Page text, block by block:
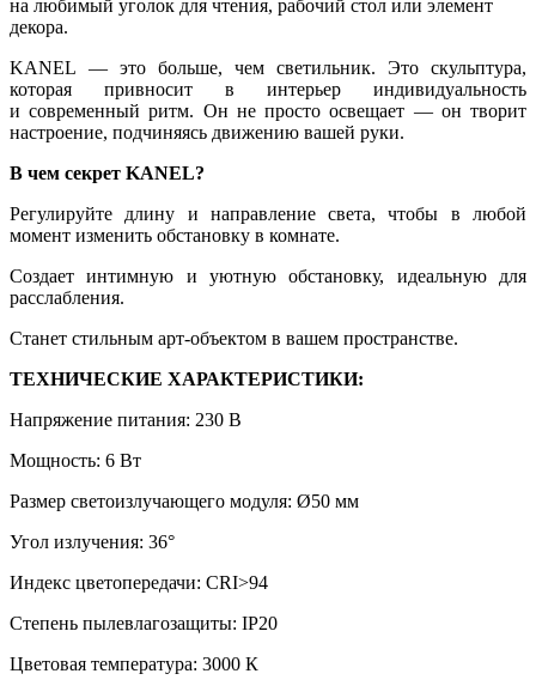
на любимый уголок для чтения, рабочий стол или элемент
декора.
KANEL — это больше, чем светильник. Это скульптура,
которая привносит в интерьер индивидуальность
и современный ритм. Он не просто освещает — он творит
настроение, подчиняясь движению вашей руки.
В чем секрет KANEL?
Регулируйте длину и направление света, чтобы в любой
момент изменить обстановку в комнате.
Создает интимную и уютную обстановку, идеальную для
расслабления.
Станет стильным арт-объектом в вашем пространстве.
ТЕХНИЧЕСКИЕ ХАРАКТЕРИСТИКИ:
Напряжение питания: 230 В
Мощность: 6 Вт
Размер светоизлучающего модуля: Ø50 мм
Угол излучения: 36°
Индекс цветопередачи: CRI>94
Степень пылевлагозащиты: IP20
Цветовая температура: 3000 К